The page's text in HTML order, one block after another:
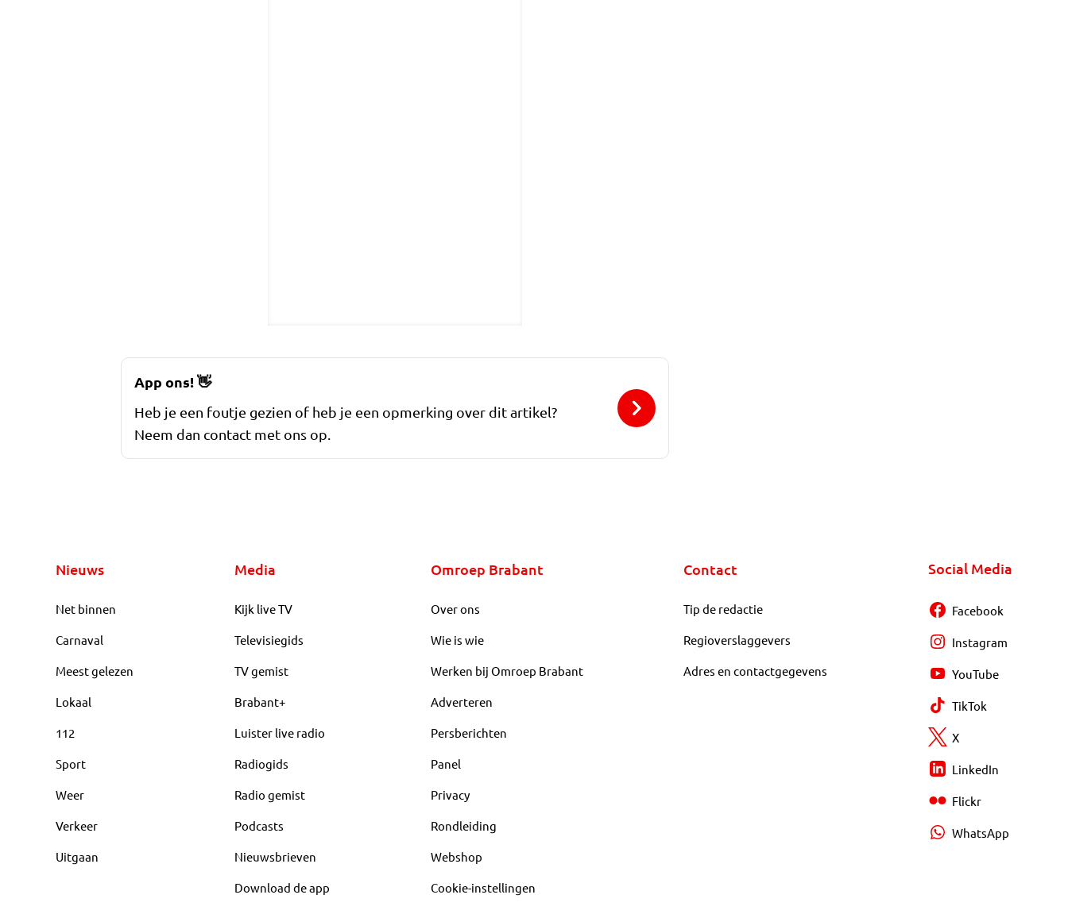
App ons!👋
Heb je een foutje gezien of heb je een opmerking over dit artikel?
Neem dan contact met ons op.
Nieuws
Net binnen
Carnaval
Meest gelezen
Lokaal
112
Sport
Weer
Verkeer
Uitgaan
Media
Kijk live TV
Televisiegids
TV gemist
Brabant+
Luister live radio
Radiogids
Radio gemist
Podcasts
Nieuwsbrieven
Download de app
Omroep Brabant
Over ons
Wie is wie
Werken bij Omroep Brabant
Adverteren
Persberichten
Panel
Privacy
Rondleiding
Webshop
Cookie-instellingen
Contact
Tip de redactie
Regioverslaggevers
Adres en contactgegevens
Social Media
Facebook
Instagram
YouTube
TikTok
X
LinkedIn
Flickr
WhatsApp